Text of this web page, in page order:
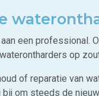
een professional.
op
of reparatie van
bij om steeds de